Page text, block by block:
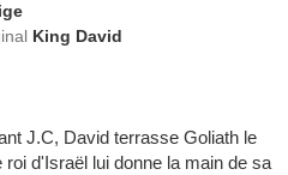
King David
J.C, David terrasse Goliath le
d'Israël lui donne la main de sa